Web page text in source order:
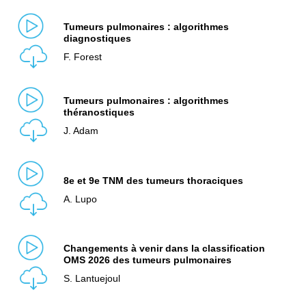
Tumeurs pulmonaires : algorithmes
diagnostiques
F. Forest
Tumeurs pulmonaires : algorithmes
théranostiques
J. Adam
8e et 9e TNM des tumeurs thoraciques
A. Lupo
Changements à venir dans la classification
OMS 2026 des tumeurs pulmonaires
S. Lantuejoul